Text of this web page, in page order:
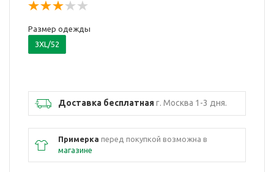
Размер одежды
3XL/52
Доставка бесплатнаяг. Москва 1-3 дня.
Примерка перед покупкой возможна в
магазине